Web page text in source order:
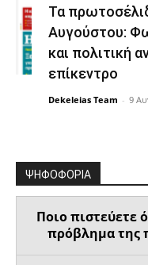
Τα
Αυγούστου:
και πολιτική
επίκεντρο
Dekeleias Team - 9
ΨΗΦΟΦΟΡΙΑ
Ποιο πιστεύετε
πρόβλημα της